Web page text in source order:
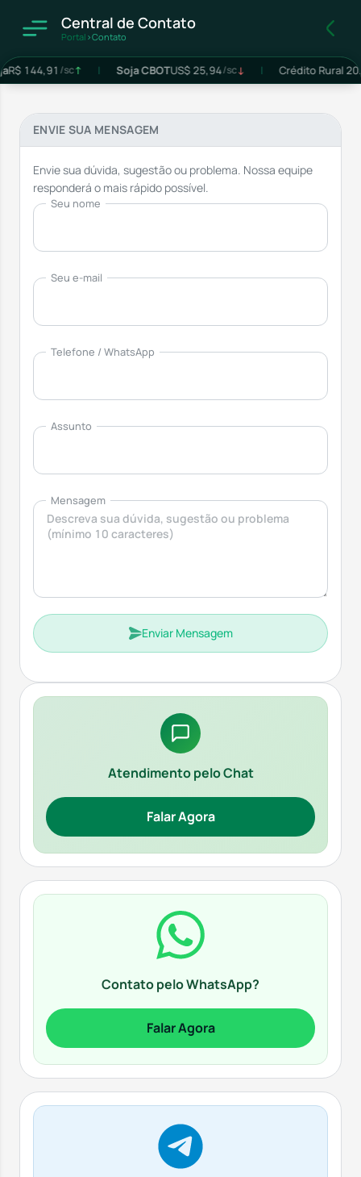
Central de Contato
Portal ›Contato
R$ 144,91/sc↑ Soja CBOTUS$ 25,94/sc↓ Crédito Rural
ENVIE SUA MENSAGEM
Envie sua dúvida, sugestão ou problema. Nossa equipe
responderá o mais rápido possível.
Seu nome
Seu e-mail
Telefone / WhatsApp
Assunto
Mensagem
Enviar Mensagem
Atendimento pelo Chat
Falar Agora
Contato pelo WhatsApp?
Falar Agora